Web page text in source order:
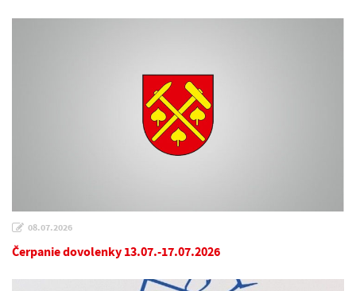
08.07.2026
Čerpanie dovolenky 13.07.-17.07.2026